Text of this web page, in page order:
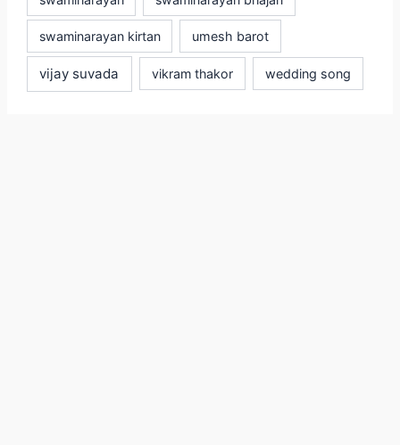
swaminarayan kirtan umesh barot
vijay suvada vikram thakor wedding song